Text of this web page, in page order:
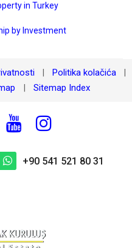
in Turkey
by Investment
Politika kolačića
Sitemap Index
+90 541 521 80 31